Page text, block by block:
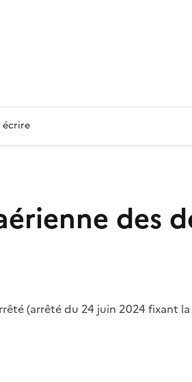
écrire
des
(arrêté du 24 juin 2024 fixant